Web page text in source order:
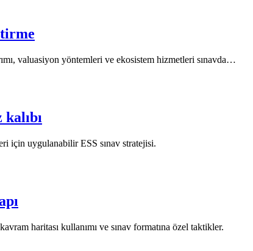
valuasiyon yöntemleri ve ekosistem hizmetleri sınavda…
için uygulanabilir ESS sınav stratejisi.
haritası kullanımı ve sınav formatına özel taktikler.